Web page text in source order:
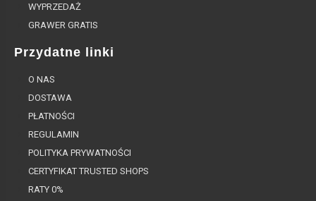
WYPRZEDAŻ
GRAWER GRATIS
Przydatne linki
O NAS
DOSTAWA
PŁATNOŚCI
REGULAMIN
POLITYKA PRYWATNOŚCI
CERTYFIKAT TRUSTED SHOPS
RATY 0%